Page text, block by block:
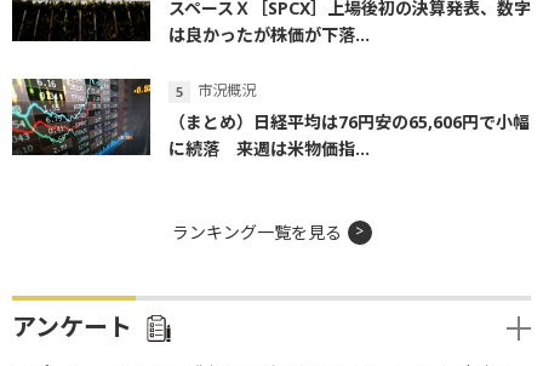
スペースＸ［SPCX］上場後初の決算発表、数字
は良かったが株価が下落...
市況概況
（まとめ）日経平均は76円安の65,606円で小幅
に続落 来週は米物価指...
ランキング一覧を見る
アンケート